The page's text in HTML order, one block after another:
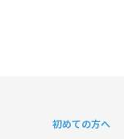
初めての方へ